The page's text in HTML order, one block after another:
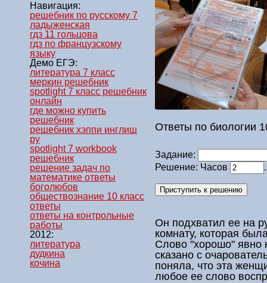
Навигация:
решебник по русскому 7
ладыженская
гдз 11 гольцова
гдз по французскому
языку
Демо ЕГЭ:
литература 7 класс
меркин решебник
spotlight 7 класс решебник
онлайн
где можно купить
решебник
решебник хэппи инглиш
ру
spotlight 7 workbook
решебник
решение задач по
математике ответы
боголюбов
обществознание 10 класс
ответы
ответы на контрольные
работы
2012:
литература
дудкина
кочина
Ответы по биологии
Задание:
Решение: Часов
Он подхватил ее на
комнату, которая
Слово "хорошо" явно
сказано с
поняла, что эта
любое ее слово